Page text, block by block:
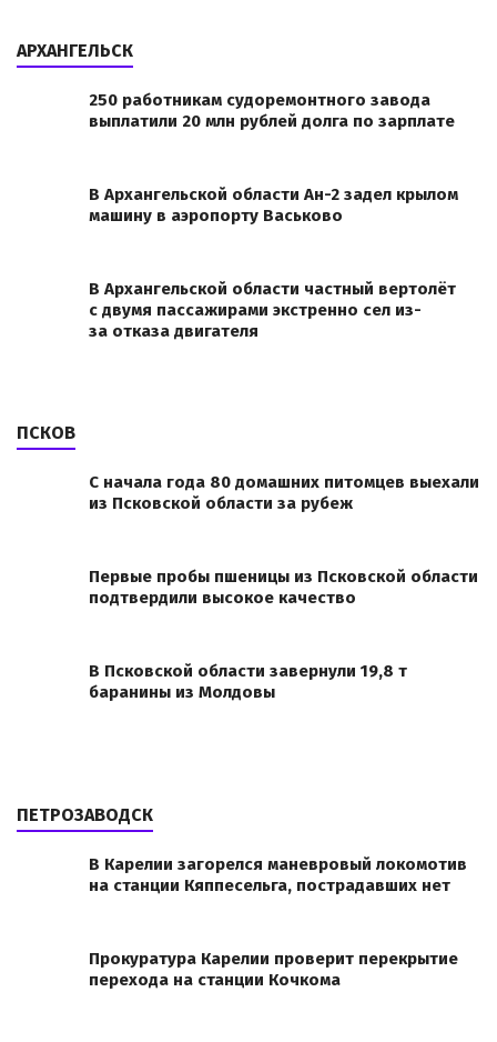
АРХАНГЕЛЬСК
250 работникам судоремонтного завода
выплатили 20 млн рублей долга по зарплате
В Архангельской области Ан-2 задел крылом
машину в аэропорту Васьково
В Архангельской области частный вертолёт
с двумя пассажирами экстренно сел из-
за отказа двигателя
ПСКОВ
С начала года 80 домашних питомцев выехали
из Псковской области за рубеж
Первые пробы пшеницы из Псковской области
подтвердили высокое качество
В Псковской области завернули 19,8 т
баранины из Молдовы
ПЕТРОЗАВОДСК
В Карелии загорелся маневровый локомотив
на станции Кяппесельга, пострадавших нет
Прокуратура Карелии проверит перекрытие
перехода на станции Кочкома